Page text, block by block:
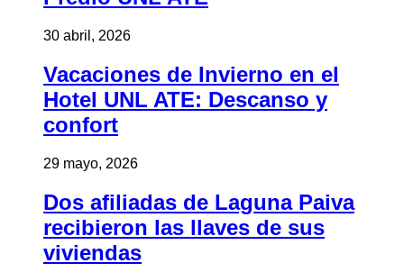
30 abril, 2026
Vacaciones de Invierno en el
Hotel UNL ATE: Descanso y
confort
29 mayo, 2026
Dos afiliadas de Laguna Paiva
recibieron las llaves de sus
viviendas